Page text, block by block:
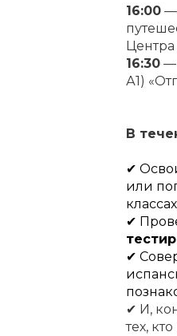
16:00 —
16:30 —
А1)
В
✔
или
✔
✔
✔ И,
тех,